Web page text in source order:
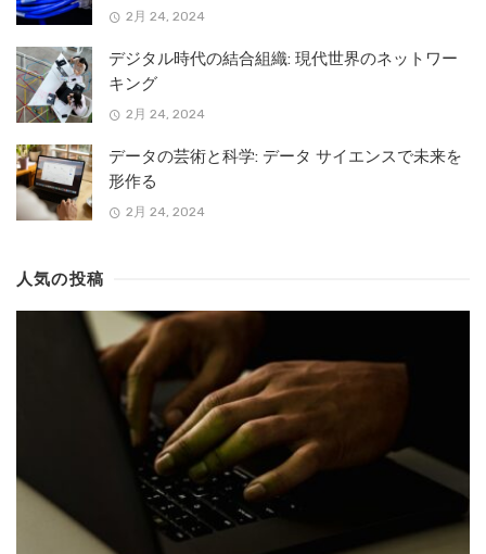
2月 24, 2024
デジタル時代の結合組織: 現代世界のネットワー
キング
2月 24, 2024
データの芸術と科学: データ サイエンスで未来を
形作る
2月 24, 2024
人気の投稿